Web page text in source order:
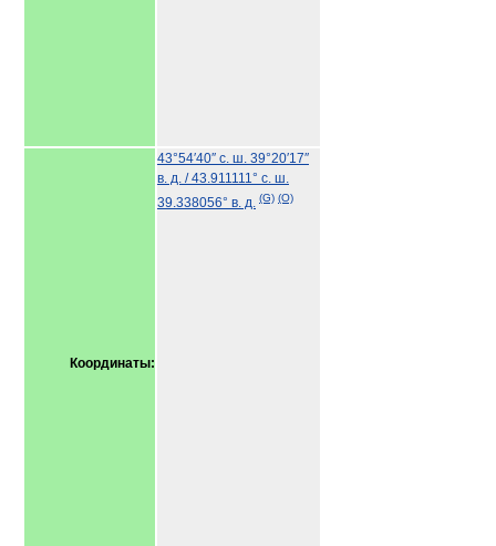
Координаты:
43°54′40″ с. ш. 39°20′17″
в. д. /43.911111° с. ш.
39.338056° в. д. (G) (O)